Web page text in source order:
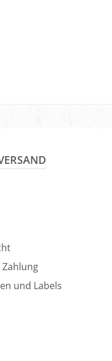
und Labels